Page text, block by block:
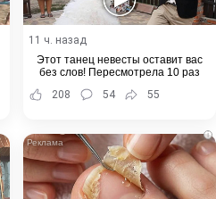
11 ч. назад
Этот танец невесты оставит вас
без слов! Пересмотрела 10 раз
208
54 55
i